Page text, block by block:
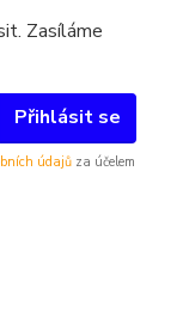
Zasíláme
Přihlásit se
údajů za účelem